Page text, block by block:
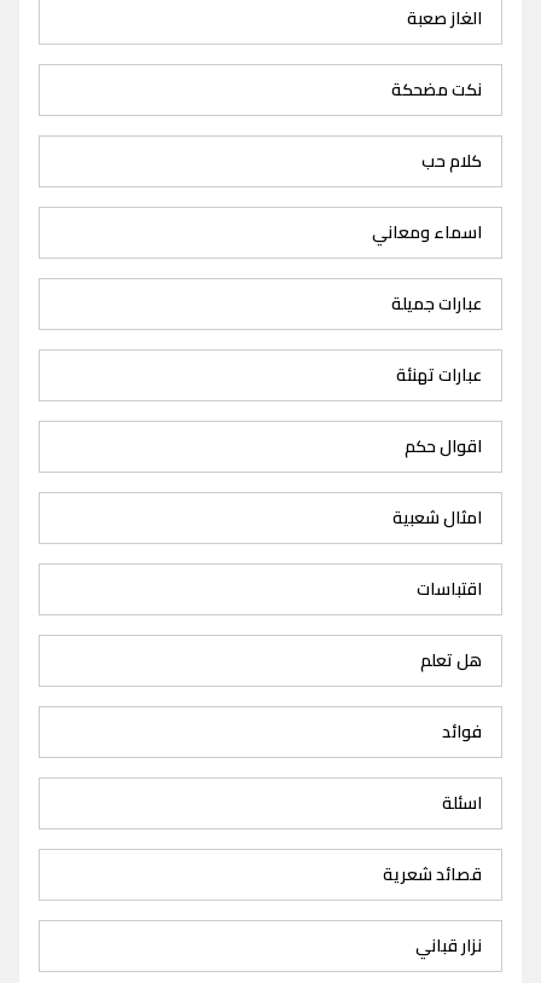
الغاز صعبة
نكت مضحكة
كلام حب
اسماء ومعاني
عبارات جميلة
عبارات تهنئة
اقوال حكم
امثال شعبية
اقتباسات
هل تعلم
فوائد
اسئلة
قصائد شعرية
نزار قباني